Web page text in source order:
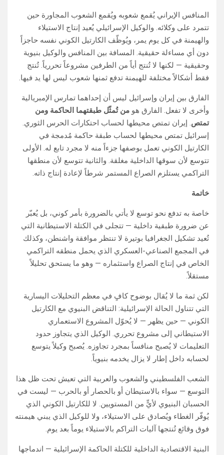
المنافس الإيراني يُقمع شعوبه ويُقمع الشعوب المجاورة حين
تتمرد على وكلائه. والوكيل الإسرائيلي يُعيد إنتاج الاستيلاء
والهيمنة في كل يوم يمر، ويُوظّف الكارتيل الكوني نفسه حاجزاً
دون أي مساءلة حقيقية. المسافة بين المنافس والوكيل بنيوية
وحقيقية — لكنها لا تُنتج أياً من الطرفين مشروعاً تحررياً. تُنتج
فقط أشكالاً مختلفة للهيمنة تدفع ثمنها شعوب ليس لها يد فيها.
الفارق بين إيران وإسرائيل ليس أن إحداهما تمارس الإمبريالية
وأخرى لا تفعل. الفارق هو من تُمثّل طبقتهما الحاكمة ومن
تمتص. إيران تمتص محيطها لحساب احتكارات الحرس الثوري.
إسرائيل تمتص محيطها لحساب طبقة حاكمة مُدمجة في
الكارتيل الكوني تعمل بوصفها جزءاً منه لا مجرد تابع له. الأولى
تتوسع لأن سوقها الداخلية مغلقة. والثانية تتوسع لأن منطقها
التراكمي يستلزم الصراع المستمر شرطاً لإعادة إنتاج ذاته.
خاتمة
خاصة به تدفع نحو توسع لا يأتي بالضرورة بأمر كوني، بل يُعبّر
عن ضرورة طبقية داخلية — تتجلى في الكتلة الاستيطانية التي
تُعيد تشكيل الجغرافيا بوتيرة لا تنتظر موافقة واشنطن، وكذلك
في المجمع الصناعي-العسكري الذي يحمل منطقه التراكمي
الخاص في إنتاج الصراع واستثماره — وهو ما يستحق تحليلاً
مستقلاً.
لكن ثمة ما لا يُقال بوضوح كافٍ في معظم التحليلات اليسارية
التي تتناول الحالة الإسرائيلية: التناقض البنيوي مع الكارتيل
الكوني — حين يظهر — لا يُحوّل المشروع الاستعماري
الاستيطاني إلى مشروع تحرري. الوكيل الذي يتجاوز حدود
التعليمات لا يُصبح منافساً بمجرد تجاوزه. يُصبح وكيلاً يتوسع
لحسابه داخل إطار لا يزال يخدمه بنيوياً.
الشعب الفلسطيني والشعوب والعربية التي تعيش تحت ظل هذا
التوسع — سواء بالاستيطان أو بالحصار أو بالحرب — ليست في
الحسبان البنيوي لأيٍّ من المستويين. لا للكارتيل الكوني الذي
يُوفّر الغطاء ويُصادق على الاستيلاء، ولا للوكيل الذي يبني هيمنته
فوق وقائع تُنتجها آليات التراكم بالاستيلاء يوماً بعد يوم.
البنية الاقتصادية الداخلية للكتلة الحاكمة الإسرائيلية — اندماجها